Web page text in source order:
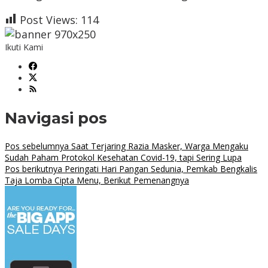
Post Views: 114
Ikuti Kami
Navigasi pos
Pos sebelumnya Saat Terjaring Razia Masker, Warga Mengaku
Sudah Paham Protokol Kesehatan Covid-19, tapi Sering Lupa
Pos berikutnya Peringati Hari Pangan Sedunia, Pemkab Bengkalis
Taja Lomba Cipta Menu, Berikut Pemenangnya